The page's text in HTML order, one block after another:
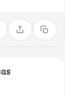
Compartilhar
Copiar